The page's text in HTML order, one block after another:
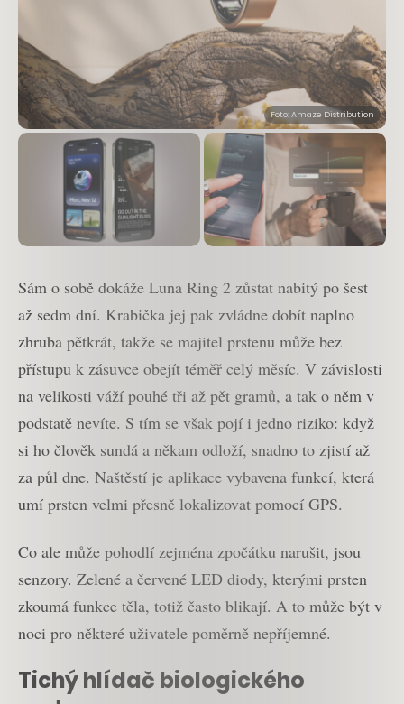
Foto: Amaze Distribution
Sám o sobě dokáže Luna Ring 2 zůstat nabitý po šest
až sedm dní. Krabička jej pak zvládne dobít naplno
zhruba pětkrát, takže se majitel prstenu může bez
přístupu k zásuvce obejít téměř celý měsíc. V závislosti
na velikosti váží pouhé tři až pět gramů, a tak o něm v
podstatě nevíte. S tím se však pojí i jedno riziko: když
si ho člověk sundá a někam odloží, snadno to zjistí až
za půl dne. Naštěstí je aplikace vybavena funkcí, která
umí prsten velmi přesně lokalizovat pomocí GPS.
Co ale může pohodlí zejména zpočátku narušit, jsou
senzory. Zelené a červené LED diody, kterými prsten
zkoumá funkce těla, totiž často blikají. A to může být v
noci pro některé uživatele poměrně nepříjemné.
Tichý hlídač biologického